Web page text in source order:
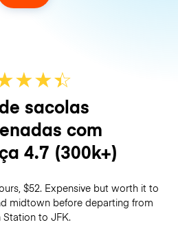
★★☆
★
sacolas
com
4.7 (300k+)
$52. Expensive but worth it to
midtown before departing from
Station to JFK.